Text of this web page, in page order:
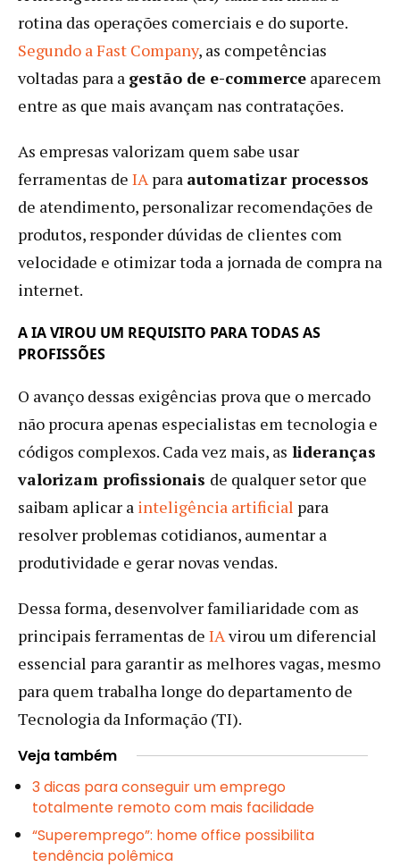
rotina das operações comerciais e do suporte.
Segundo a Fast Company, as competências
voltadas para a gestão de e-commerce aparecem
entre as que mais avançam nas contratações.
As empresas valorizam quem sabe usar
ferramentas de IApara automatizar processos
de atendimento, personalizar recomendações de
produtos, responder dúvidas de clientes com
velocidade e otimizar toda a jornada de compra na
internet.
A IA VIROU UM REQUISITO PARA TODAS AS
PROFISSÕES
O avanço dessas exigências prova que o mercado
não procura apenas especialistas em tecnologia e
códigos complexos. Cada vez mais, as lideranças
valorizam profissionais de qualquer setor que
saibam aplicar a inteligência artificial para
resolver problemas cotidianos, aumentar a
produtividade e gerar novas vendas.
Dessa forma, desenvolver familiaridade com as
principais ferramentas de IAvirou um diferencial
essencial para garantir as melhores vagas, mesmo
para quem trabalha longe do departamento de
Tecnologia da Informação (TI).
Veja também
3 dicas para conseguir um emprego
totalmente remoto com mais facilidade
“Superemprego”: home office possibilita
tendência polêmica